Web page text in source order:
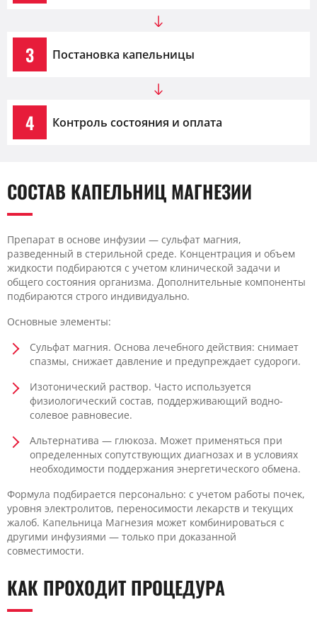
3 Постановка капельницы
4 Контроль состояния и оплата
СОСТАВ КАПЕЛЬНИЦ МАГНЕЗИИ
Препарат в основе инфузии — сульфат магния,
разведенный в стерильной среде. Концентрация и объем
жидкости подбираются с учетом клинической задачи и
общего состояния организма. Дополнительные компоненты
подбираются строго индивидуально.
Основные элементы:
Сульфат магния. Основа лечебного действия: снимает
спазмы, снижает давление и предупреждает судороги.
Изотонический раствор. Часто используется
физиологический состав, поддерживающий водно-
солевое равновесие.
Альтернатива — глюкоза. Может применяться при
определенных сопутствующих диагнозах и в условиях
необходимости поддержания энергетического обмена.
Формула подбирается персонально: с учетом работы почек,
уровня электролитов, переносимости лекарств и текущих
жалоб. Капельница Магнезия может комбинироваться с
другими инфузиями — только при доказанной
совместимости.
КАК ПРОХОДИТ ПРОЦЕДУРА